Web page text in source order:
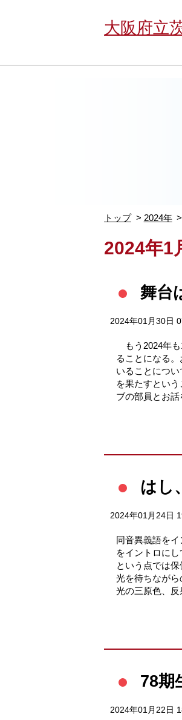
大阪府立
トップ 2024年
2024年1
舞台
2024年01月30日
もう2024年も
ることになる
いることにつ
を果たすとい
ブの部員とお話
はし
2024年01月24日
同音異義語を
をイントロに
という点では
光を待ちなが
光の三原色、
78期
2024年01月22日